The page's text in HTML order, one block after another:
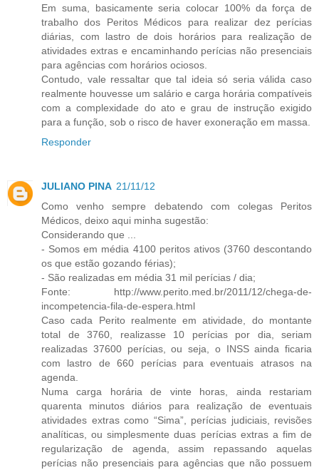
Em suma, basicamente seria colocar 100% da força de
trabalho dos Peritos Médicos para realizar dez perícias
diárias, com lastro de dois horários para realização de
atividades extras e encaminhando perícias não presenciais
para agências com horários ociosos.
Contudo, vale ressaltar que tal ideia só seria válida caso
realmente houvesse um salário e carga horária compatíveis
com a complexidade do ato e grau de instrução exigido
para a função, sob o risco de haver exoneração em massa.
Responder
JULIANO PINA 21/11/12
Como venho sempre debatendo com colegas Peritos
Médicos, deixo aqui minha sugestão:
Considerando que ...
- Somos em média 4100 peritos ativos (3760 descontando
os que estão gozando férias);
- São realizadas em média 31 mil perícias / dia;
Fonte: http://www.perito.med.br/2011/12/chega-de-
incompetencia-fila-de-espera.html
Caso cada Perito realmente em atividade, do montante
total de 3760, realizasse 10 perícias por dia, seriam
realizadas 37600 perícias, ou seja, o INSS ainda ficaria
com lastro de 660 perícias para eventuais atrasos na
agenda.
Numa carga horária de vinte horas, ainda restariam
quarenta minutos diários para realização de eventuais
atividades extras como “Sima”, perícias judiciais, revisões
analíticas, ou simplesmente duas perícias extras a fim de
regularização de agenda, assim repassando aquelas
perícias não presenciais para agências que não possuem